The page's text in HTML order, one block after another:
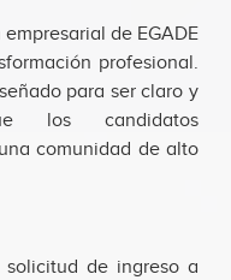
de EGADE
profesional.
para ser claro y
los candidatos
comunidad de alto
de ingreso a